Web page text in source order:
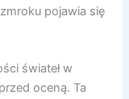
pojawia się
świateł w
oceną. Ta